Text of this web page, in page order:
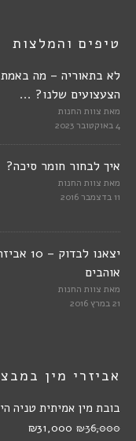
טיפים והמלצות
לא בתאוריה – מה
הצעצועים שלנו? ...
מאת צוות החנות
4 באוקטובר 2023
איך לבחור חומר סיכה?
מאת צוות החנות
11 בדצמבר 2016
יצאנו
אוהבים
מאת צוות החנות
21 במרץ 2016
אביזרי מין
בובת מין אמיתית טניה
₪36,000
₪31,000